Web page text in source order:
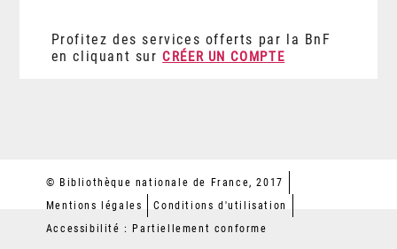
Profitez des services offerts par la BnF
en cliquant sur CRÉER UN COMPTE
© Bibliothèque nationale de France, 2017
Mentions légales
Conditions d'utilisation
Accessibilité : Partiellement conforme